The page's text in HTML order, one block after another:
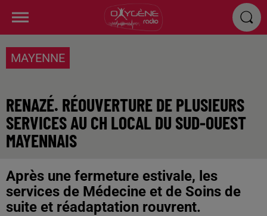
MAYENNE
RENAZÉ. RÉOUVERTURE DE PLUSIEURS
SERVICES AU CH LOCAL DU SUD-OUEST
MAYENNAIS
Après une fermeture estivale, les
services de Médecine et de Soins de
suite et réadaptation rouvrent.